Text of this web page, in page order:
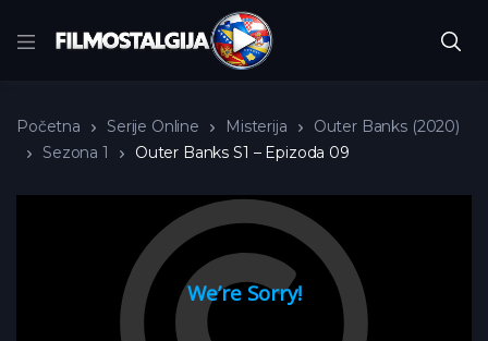
Početna Serije Online Misterija
Outer Banks (2020)
Sezona 1
Outer Banks S1 – Epizoda 09